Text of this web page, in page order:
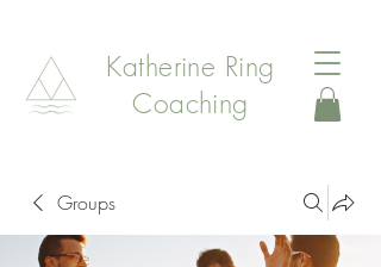
Katherine Ring
Coaching
Groups